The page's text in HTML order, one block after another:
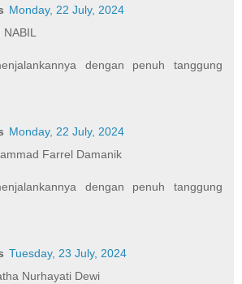
Monday, 22 July, 2024
NABIL
dengan penuh tanggung
Monday, 22 July, 2024
Farrel Damanik
dengan penuh tanggung
Tuesday, 23 July, 2024
Nurhayati Dewi